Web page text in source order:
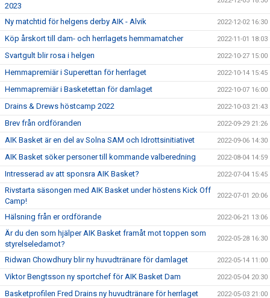
2023
Ny matchtid för helgens derby AIK - Alvik 2022-12-02 16:30
Köp årskort till dam- och herrlagets hemmamatcher 2022-11-01 18:03
Svartgult blir rosa i helgen 2022-10-27 15:00
Hemmapremiär i Superettan för herrlaget 2022-10-14 15:45
Hemmapremiär i Basketettan för damlaget 2022-10-07 16:00
Drains & Drews höstcamp 2022 2022-10-03 21:43
Brev från ordföranden 2022-09-29 21:26
AIK Basket är en del av Solna SAM och Idrottsinitiativet 2022-09-06 14:30
AIK Basket söker personer till kommande valberedning 2022-08-04 14:59
Intresserad av att sponsra AIK Basket? 2022-07-04 15:45
Rivstarta säsongen med AIK Basket under höstens Kick Off
Camp!
2022-07-01 20:06
Hälsning från er ordförande 2022-06-21 13:06
Är du den som hjälper AIK Basket framåt mot toppen som
styrelseledamot?
2022-05-28 16:30
Ridwan Chowdhury blir ny huvudtränare för damlaget 2022-05-14 11:00
Viktor Bengtsson ny sportchef för AIK Basket Dam 2022-05-04 20:30
Basketprofilen Fred Drains ny huvudtränare för herrlaget 2022-05-03 21:00